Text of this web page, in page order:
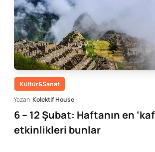
Kültür&Sanat
Yazan:Kolektif House
6 – 12 Şubat: Haftanın en
etkinlikleri bunlar